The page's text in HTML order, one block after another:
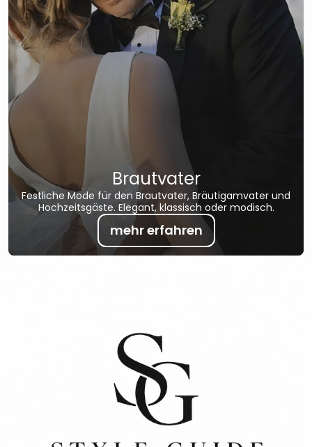
Brautvater
Festliche Mode für den Brautvater, Bräutigamvater und
Hochzeitsgäste. Elegant, klassisch oder modisch.
mehr erfahren